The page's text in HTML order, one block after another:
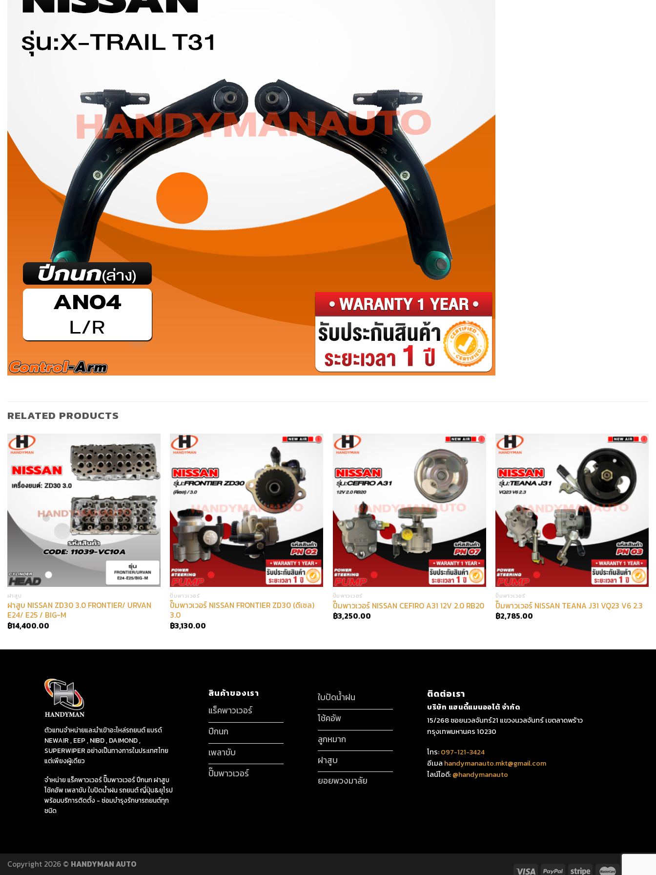
RELATED PRODUCTS
ฝาสูบ
ฝาสูบ NISSAN ZD30 3.0 FRONTIER/ URVAN
E24/ E25 / BIG-M
฿14,400.00
ปั๊มพาวเวอร์
ปั๊มพาวเวอร์ NISSAN FRONTIER ZD30 (ดีเซล)
3.0
฿3,130.00
ปั๊มพาวเวอร์
ปั๊มพาวเวอร์ NISSAN CEFIRO A31 12V 2.0 RB20
฿3,250.00
ปั๊มพาวเวอร์
ปั๊มพาวเวอร์ NISSAN TEANA J31 VQ23 V6 2.3
฿2,785.00
ตัวแทนจำหน่ายและนำเข้าอะไหล่รถยนต์ แบรด์
NEWAIR , EEP , NIBD , DAIMOND ,
SUPERWIPER อย่างเป็นทางการในประเทศไทย
แต่เพียงผู้เดียว
จำหน่าย แร็คพาวเวอร์ ปั๊มพาวเวอร์ ปีกนก ฝาสูบ
โช้คอัพ เพลาขับ ใบปัดน้ำฝน รถยนต์ ญี่ปุ่น&ยุโรป
พร้อมบริการติดตั้ง - ซ่อมบำรุงรักษารถยนต์ทุก
ชนิด
สินค้าของเรา
แร็คพาวเวอร์
ปีกนก
เพลาขับ
ปั๊มพาวเวอร์
ใบปัดน้ำฝน
โช้คอัพ
ลูกหมาก
ฝาสูบ
ยอยพวงมาลัย
ติดต่อเรา
บริษัท แฮนดี้แมนออโต้ จำกัด
15/268 ซอยนวลจันทร์21 แขวงนวลจันทร์ เขตลาดพร้าว
กรุงเทพมหานคร 10230
โทร:097-121-3424
อีเมล handymanauto.mkt@gmail.com
ไลน์ไอดี:@handymanauto
Copyright 2026 © HANDYMAN AUTO